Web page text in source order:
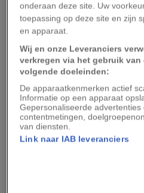
Leestip: Stijldansend het
en Bert vierden de
reis
‘Als kind had ik al
vroeg ik me af: hoe
oud en nieuw?’ vertelt
Nederland steekt
we oliebollen, in Spanje
onderaan deze site. Uw
toepassing op deze site en zijn
en apparaat.
Wij en onze Leveranciers
verkregen via het gebruik
volgende doeleinden:
De apparaatkenmerken actief
Informatie op een apparaat
Gepersonaliseerde
contentmetingen,
van diensten.
Link naar IAB leveranciers